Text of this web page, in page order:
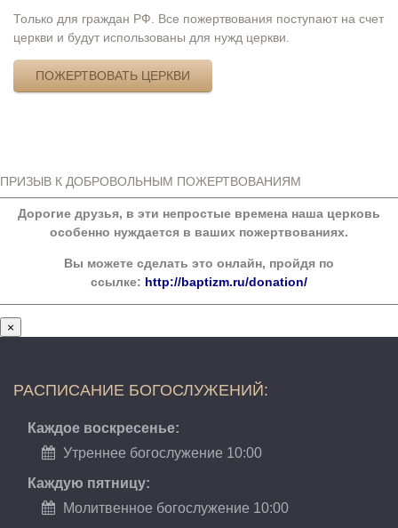
Только для граждан РФ. Все пожертвования поступают на счет
церкви и будут использованы для нужд церкви.
ПОЖЕРТВОВАТЬ ЦЕРКВИ
ПРИЗЫВ К ДОБРОВОЛЬНЫМ ПОЖЕРТВОВАНИЯМ
Дорогие друзья, в эти непростые времена наша церковь
особенно нуждается в ваших пожертвованиях.
Вы можете сделать это онлайн, пройдя по
ссылке: http://baptizm.ru/donation/
×
РАСПИСАНИЕ БОГОСЛУЖЕНИЙ:
Каждое воскресенье:
Утреннее богослужение 10:00
Каждую пятницу:
Молитвенное богослужение 10:00